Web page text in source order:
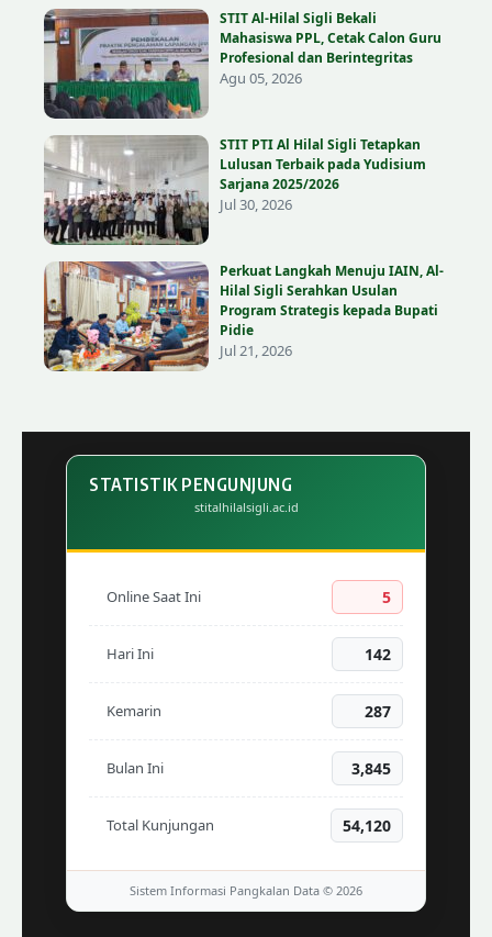
STIT Al-Hilal Sigli Bekali
Mahasiswa PPL, Cetak Calon Guru
Profesional dan Berintegritas
Agu 05, 2026
STIT PTI Al Hilal Sigli Tetapkan
Lulusan Terbaik pada Yudisium
Sarjana 2025/2026
Jul 30, 2026
Perkuat Langkah Menuju IAIN, Al-
Hilal Sigli Serahkan Usulan
Program Strategis kepada Bupati
Pidie
Jul 21, 2026
STATISTIK PENGUNJUNG
stitalhilalsigli.ac.id
Online Saat Ini 5
Hari Ini 142
Kemarin 287
Bulan Ini 3,845
Total Kunjungan 54,120
Sistem Informasi Pangkalan Data © 2026